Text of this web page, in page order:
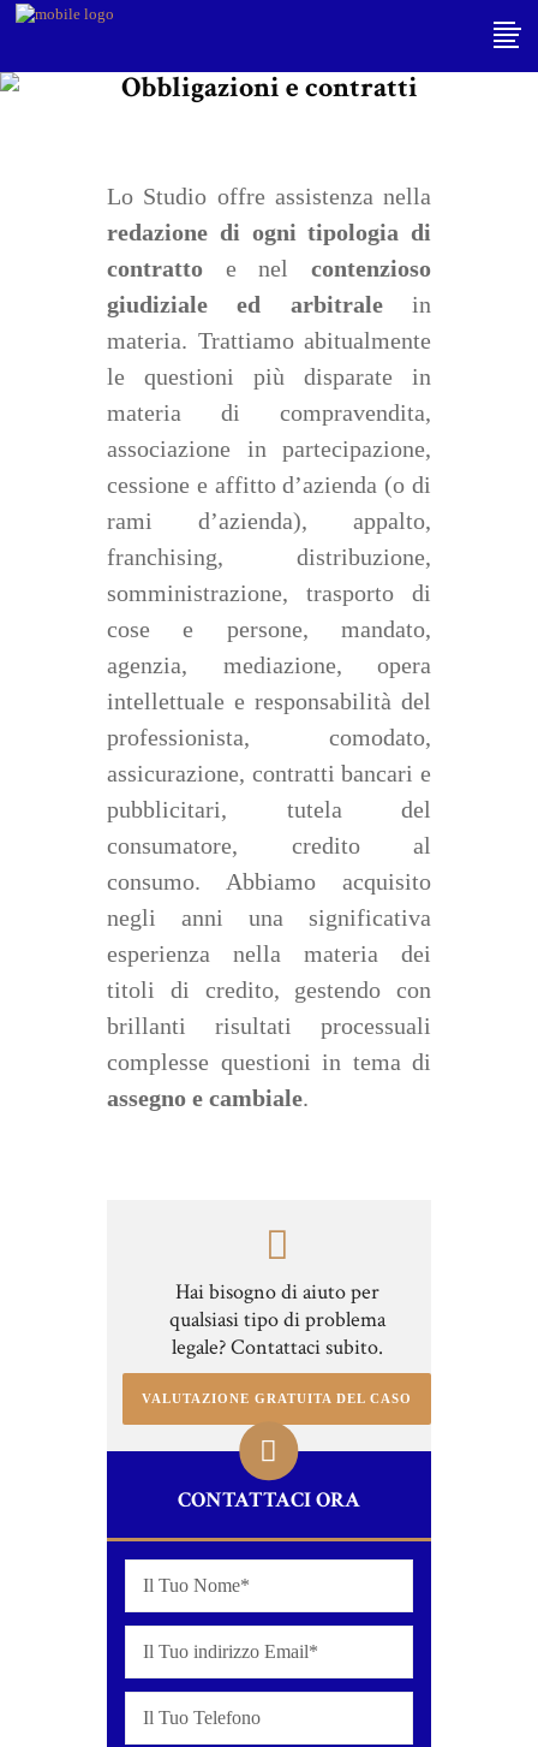
Obbligazioni e contratti
Lo Studio offre assistenza nella
redazione di ogni tipologia di
contratto e nel contenzioso
giudiziale ed arbitralein
materia. Trattiamo abitualmente
le questioni più disparate in
materia di compravendita,
associazione in partecipazione,
cessione e affitto d’azienda (o di
rami d’azienda), appalto,
franchising, distribuzione,
somministrazione, trasporto di
cose e persone, mandato,
agenzia, mediazione, opera
intellettuale e responsabilità del
professionista, comodato,
assicurazione, contratti bancari e
pubblicitari, tutela del
consumatore, credito al
consumo. Abbiamo acquisito
negli anni una significativa
esperienza nella materia dei
titoli di credito, gestendo con
brillanti risultati processuali
complesse questioni in tema di
assegno e cambiale.
Hai bisogno di aiuto per
qualsiasi tipo di problema
legale? Contattaci subito.
VALUTAZIONE GRATUITA DEL CASO
CONTATTACI ORA